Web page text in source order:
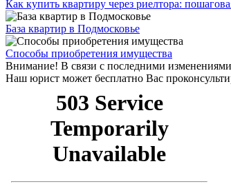
Как купить квартиру через риелтора:
База квартир в Подмосковье
Способы приобретения имущества
Внимание! В связи с последними
Наш юрист может бесплатно Вас